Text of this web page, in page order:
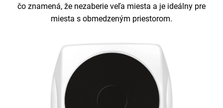
čo znamená, že nezaberie veľa miesta a je ideálny pre
miesta s obmedzeným priestorom.